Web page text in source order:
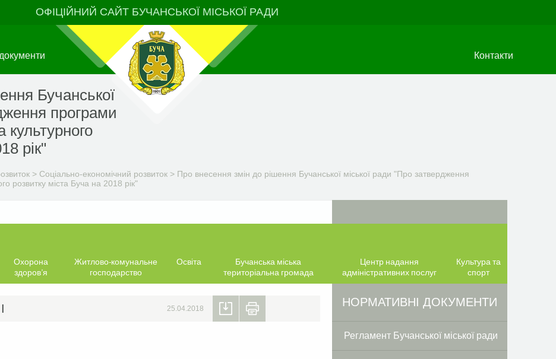
ОФІЦІЙНИЙ САЙТ БУЧАНСЬКОЇ МІСЬКОЇ РАДИ
Контакти
Бучанської
програми
культурного
рік"
> Соціально-економічний розвиток > Про внесення змін до рішення Бучанської міської ради "Про затвердження
розвитку міста Буча на 2018 рік"
Охорона
здоров’я
Житлово-комунальне
господарство
Освіта
Бучанська міська
територіальна громада
Центр надання
адміністративних послуг
Культура та
спорт
25.04.2018 Facebook
Twitter
НОРМАТИВНІ ДОКУМЕНТИ
Регламент Бучанської міської ради